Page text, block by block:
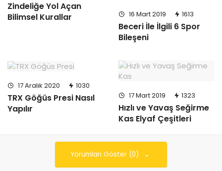
Zindeliğe Yol Açan
Bilimsel Kurallar
16 Mart 2019 1613
Beceri İle İlgili 6 Spor
Bileşeni
17 Aralık 2020 1030
TRX Göğüs Presi Nasıl
Yapılır
17 Mart 2019 1323
Hızlı ve Yavaş Seğirme
Kas Elyaf Çeşitleri
Yorumları Göster (0)